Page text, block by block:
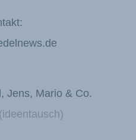
Jens, Mario & Co.